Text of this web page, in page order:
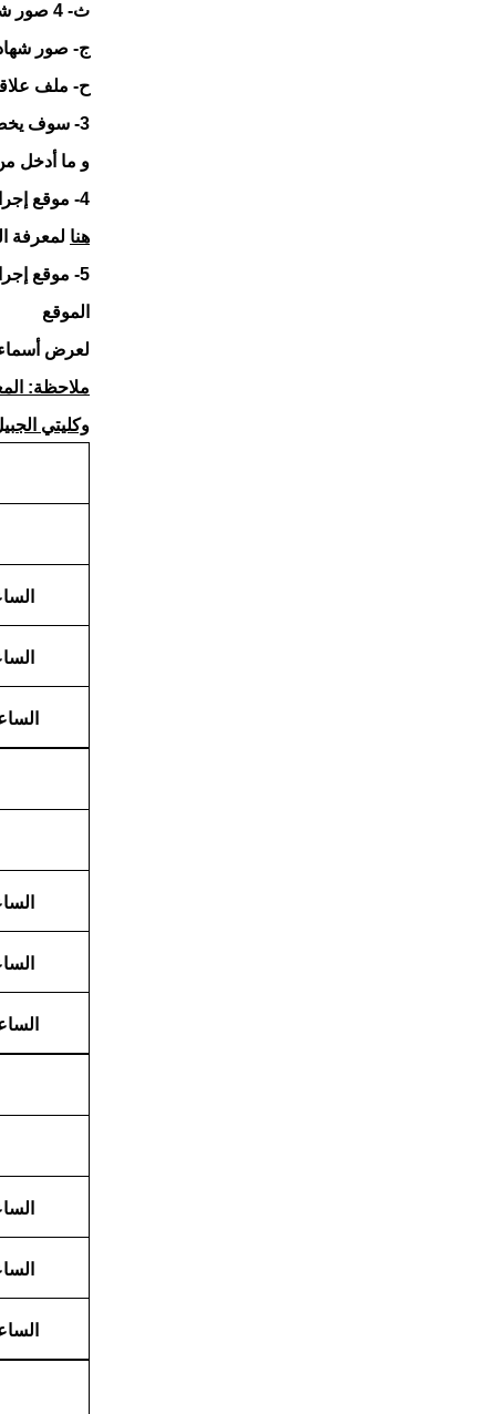
ث‌- 4 صور شمسية ملونة مقاس 4*6
ج‌- صور
ح‌- ملف
3- سوف يخضع
و ما أدخل
4- موقع
هنا لمعرفة
5- موقع
الموقع
لعرض
وكليتي
الساعة
الساعة
الساعة
الساعة
الساعة
الساعة
الساعة
الساعة
الساعة